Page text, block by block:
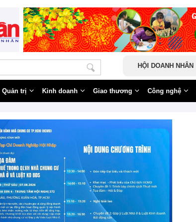
HỘI DOANH NHÂN
Quản trị Kinh doanh Giao thương Công nghệ